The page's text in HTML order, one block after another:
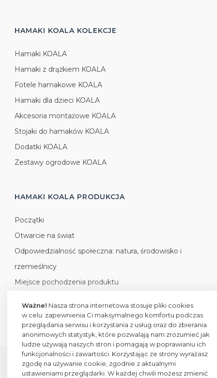
HAMAKI KOALA KOLEKCJE
Hamaki KOALA
Hamaki z drążkiem KOALA
Fotele hamakowe KOALA
Hamaki dla dzieci KOALA
Akcesoria montażowe KOALA
Stojaki do hamaków KOALA
Dodatki KOALA
Zestawy ogrodowe KOALA
HAMAKI KOALA PRODUKCJA
Początki
Otwarcie na świat
Odpowiedzialność społeczna: natura, środowisko i
rzemieślnicy
Miejsce pochodzenia produktu
All rights reserved
Ważne! Nasza strona internetowa stosuje pliki cookies
w celu: zapewnienia Ci maksymalnego komfortu podczas
przeglądania serwisu i korzystania z usług oraz do zbierania
anonimowych statystyk, które pozwalają nam zrozumieć jak
ludzie używają naszych stron i pomagają w poprawianiu ich
funkcjonalności i zawartości. Korzystając ze strony wyrażasz
zgodę na używanie cookie, zgodnie z aktualnymi
ustawieniami przeglądarki. W każdej chwili możesz zmienić